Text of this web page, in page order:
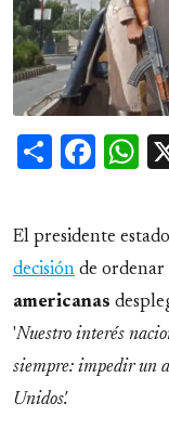
Share
El presidente
decisión de
americanas
'Nuestro interés
siempre: impedir un
Unidos'.